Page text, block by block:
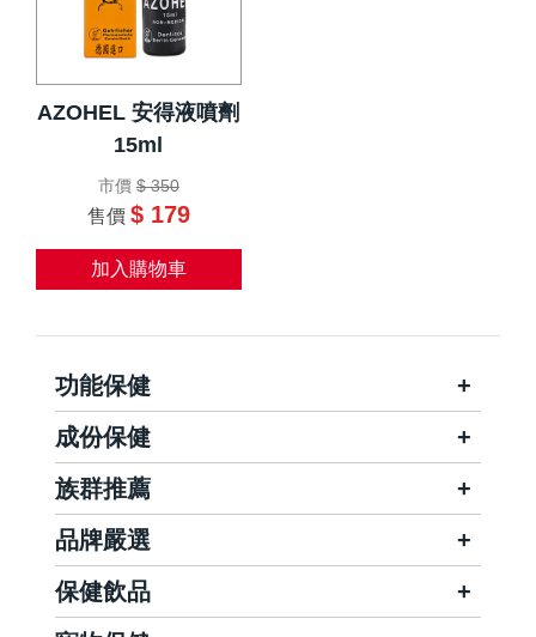
AZOHEL 安得液噴劑
15ml
市價 $ 350
售價 $ 179
加入購物車
功能保健
成份保健
族群推薦
品牌嚴選
保健飲品